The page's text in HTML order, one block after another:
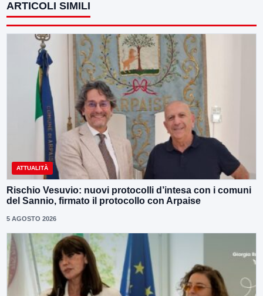
ARTICOLI SIMILI
ATTUALITÀ
Rischio Vesuvio: nuovi protocolli d’intesa con i comuni
del Sannio, firmato il protocollo con Arpaise
5 AGOSTO 2026